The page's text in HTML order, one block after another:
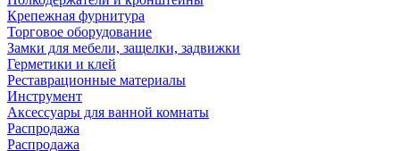
Крепежная фурнитура
Торговое оборудование
Замки для мебели, защелки, задвижки
Герметики и клей
Реставрационные материалы
Инструмент
Аксессуары для ванной комнаты
Распродажа
Распродажа